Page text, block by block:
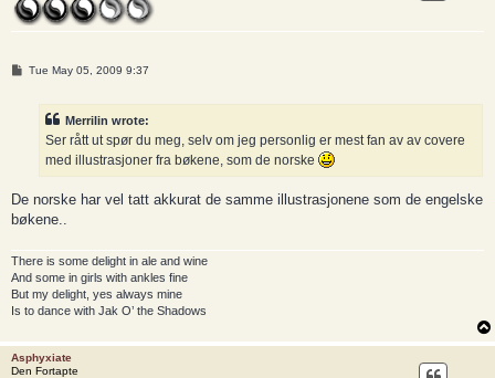
PTue May 05, 2009 9:37
Merrilin wrote:
Ser rått ut spør du meg, selv om jeg personlig er mest fan av av covere
med illustrasjoner fra bøkene, som de norske
De norske har vel tatt akkurat de samme illustrasjonene som de engelske
bøkene..
There is some delight in ale and wine
And some in girls with ankles fine
But my delight, yes always mine
Is to dance with Jak O’ the Shadows
Asphyxiate
Den Fortapte